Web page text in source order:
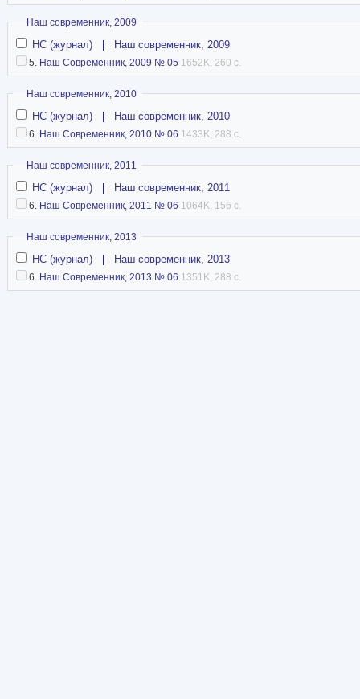
Скрыть
Наш современник, 2009
НС (журнал) Наш современник, 2009
5. Наш Современник, 2009 № 05 1652K, 260 с.
Скрыть
Наш современник, 2010
НС (журнал) Наш современник, 2010
6. Наш Современник, 2010 № 06 1433K, 288 с.
Скрыть
Наш современник, 2011
НС (журнал) Наш современник, 2011
6. Наш Современник, 2011 № 06 1064K, 156 с.
Скрыть
Наш современник, 2013
НС (журнал) Наш современник, 2013
6. Наш Современник, 2013 № 06 1351K, 288 с.